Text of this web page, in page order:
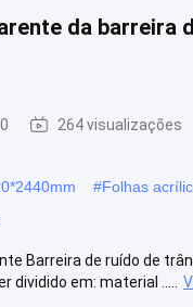
da barreira
264 visualizações
#Folhas
Barreira de ruído de
em: material .....